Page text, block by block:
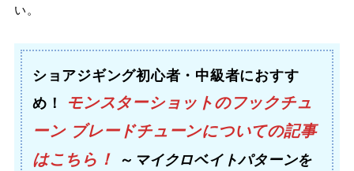
い。
ショアジギング初心者・中級者におすす
め！
モンスターショットのフックチュ
ーン ブレードチューンについての記事
はこちら！ ～ マイクロベイトパターンを